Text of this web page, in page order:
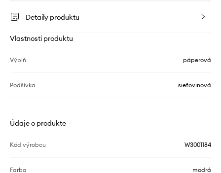
Detaily produktu
Vlastnosti produktu
Výplň páperová
Podšívka sieťovinová
Údaje o produkte
Kód výrobcu W3001184
Farba modrá